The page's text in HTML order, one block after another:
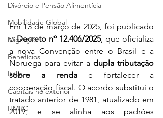
Divórcio e Pensão Alimentícia
Mobilidade Global
Migração
Benefícios
Itália
Capitais no exterior
HMRC
Em 13 de março de 2025, foi publicado
o Decreto nº 12.406/2025, que oficializa
a nova Convenção entre o Brasil e a
Noruega para evitar a dupla tributação
sobre a renda e fortalecer a
cooperação fiscal. O acordo substitui o
tratado anterior de 1981, atualizado em
2019, e se alinha aos padrões